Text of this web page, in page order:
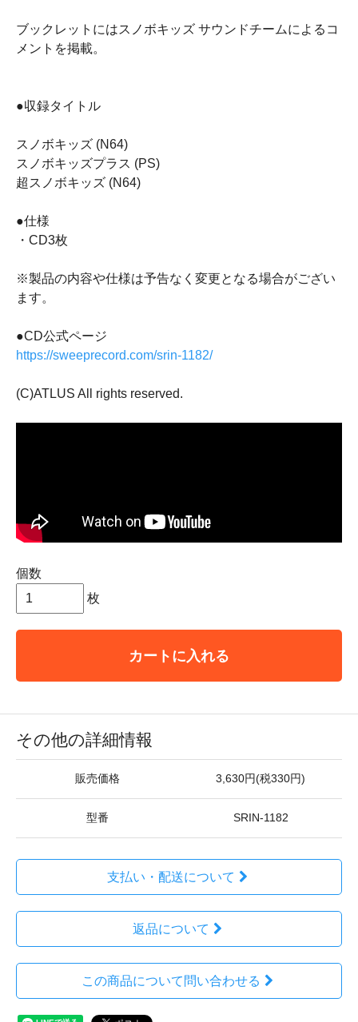
ブックレットにはスノボキッズ サウンドチームによるコ
メントを掲載。
●収録タイトル
スノボキッズ (N64)
スノボキッズプラス (PS)
超スノボキッズ (N64)
●仕様
・CD3枚
※製品の内容や仕様は予告なく変更となる場合がござい
ます。
●CD公式ページ
https://sweeprecord.com/srin-1182/
(C)ATLUS All rights reserved.
個数
枚
カートに入れる
その他の詳細情報
販売価格 3,630円(税330円)
型番 SRIN-1182
支払い・配送について
返品について
この商品について問い合わせる